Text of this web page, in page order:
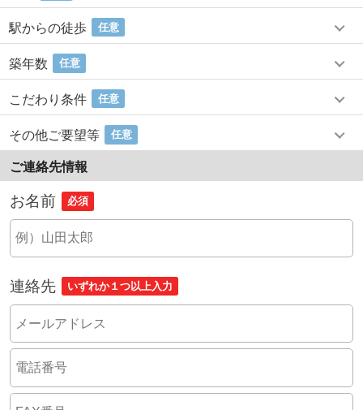
駅からの徒歩 任意
築年数 任意
こだわり条件 任意
その他ご要望等 任意
ご連絡先情報
お名前 必須
連絡先 いずれか１つ以上入力